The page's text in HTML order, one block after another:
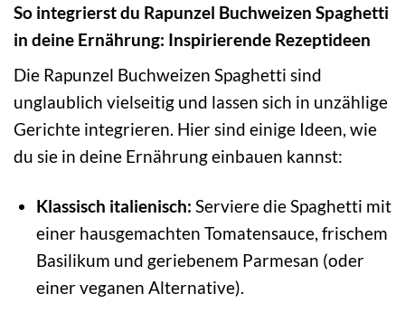
So integrierst du Rapunzel Buchweizen Spaghetti
in deine Ernährung: Inspirierende Rezeptideen
Die Rapunzel Buchweizen Spaghetti sind
unglaublich vielseitig und lassen sich in unzählige
Gerichte integrieren. Hier sind einige Ideen, wie
du sie in deine Ernährung einbauen kannst:
Klassisch italienisch: Serviere die Spaghetti mit
einer hausgemachten Tomatensauce, frischem
Basilikum und geriebenem Parmesan (oder
einer veganen Alternative).